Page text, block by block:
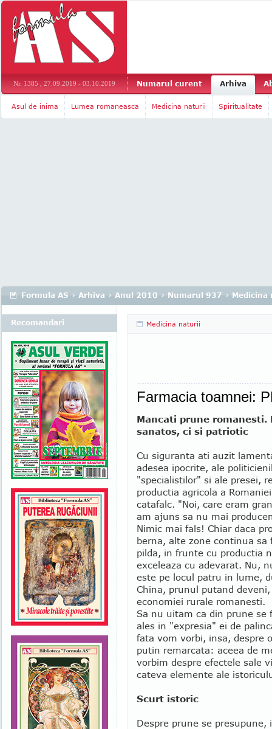
Nr. 1385 , 27.09.2019 - 03.10.2019 Numarul curent Arhiva
Asul de inima Lumea romaneasca Medicina naturii Spiritualitate
Formula AS › Arhiva › Anul 2010 › Numarul 937 › Medicina
Medicina naturii
Farmacia toamnei:
Mancati prune romanesti.
sanatos, ci si patriotic
Cu siguranta ati auzit
adesea ipocrite, ale
"specialistilor" si ale presei,
productia agricola a
catafalc. "Noi, care eram
am ajuns sa nu mai
Nimic mai fals! Chiar daca
berna, alte zone continua
pilda, in frunte cu productia
exceleaza cu adevarat. Nu,
este pe locul patru in lume,
China, prunul putand
economiei rurale romanesti.
Sa nu uitam ca din prune
ales in "expresia" ei de
fata vom vorbi, insa, despre
putin remarcata: aceea de
vorbim despre efectele sale
cateva elemente ale
Scurt istoric
Despre prune se presupune,
Recomandari